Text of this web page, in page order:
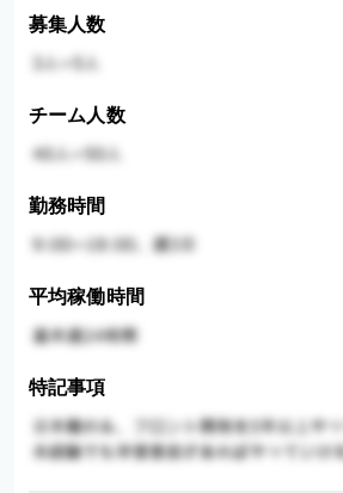
募集人数
チーム人数
勤務時間
平均稼働時間
特記事項